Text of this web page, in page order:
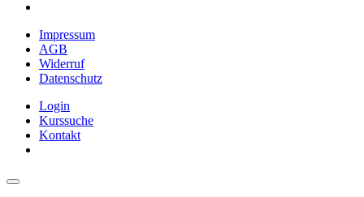
Impressum
AGB
Widerruf
Datenschutz
Login
Kurssuche
Kontakt